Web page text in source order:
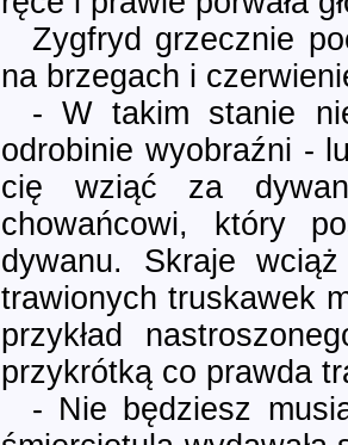
Zygfryd grzecznie
na brzegach i
- W takim stanie
odrobinie wyobraźni -
cię wziąć za
chowańcowi, który
dywanu. Skraje
trawionych truskawek
przykład
przykrótką co prawda
- Nie będziesz